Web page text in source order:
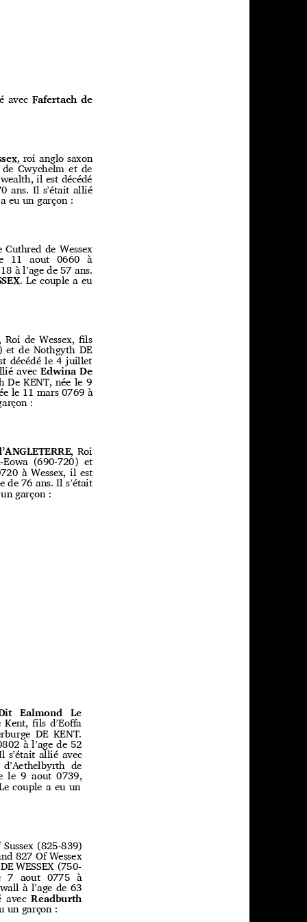
avec Fafertach de
, roi anglo saxon
Cwychelm et de
il est décédé
ans. Il s’était allié
eu un garçon :
de Wessex
le 11 aout 0660 à
à l’age de57 ans.
. Le couple a eu
Roi de Wessex, ﬁls
et de Nothgyth DE
décédé le 4 juillet
avec Edwina De
De KENT, née le 9
le 11 mars 0769 à
:
, Roi
Eowa (690-720) et
à Wessex, il est
de 76 ans. Il s’était
garçon :
Ealmond Le
ﬁls d’Eoﬀa
DE KENT.
à l’age de52
s’était allié avec
de
le 9 aout 0739,
couple a eu un
(825-839)
827 Of Wessex
(750-
7 aout 0775à
à l’age de 63
avecReadburth
un garçon :